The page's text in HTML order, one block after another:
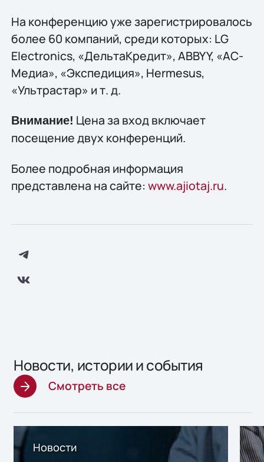
На конференцию уже зарегистрировалось
более 60 компаний, среди которых: LG
Electronics, «ДельтаКредит», ABBYY, «АС-
Медиа», «Экспедиция», Hermesus,
«Ультрастар» и т. д.
Внимание! Цена за вход включает
посещение двух конференций.
Более подробная информация
представлена на сайте: www.ajiotaj.ru.
Новости, истории и события
Смотреть все
Новости